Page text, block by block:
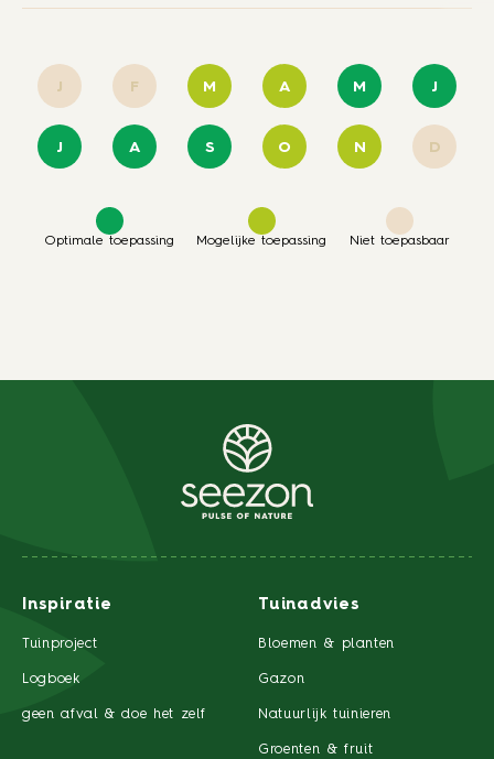
J F M A M J
J A S O N D
Optimale toepassing Mogelijke toepassing Niet toepasbaar
Inspiratie
Tuinproject
Logboek
geen afval & doe het zelf
Tuinadvies
Bloemen & planten
Gazon
Natuurlijk tuinieren
Groenten & fruit